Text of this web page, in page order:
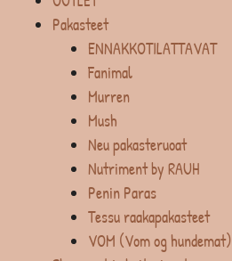
Pakasteet
ENNAKKOTILATTAVAT
Fanimal
Murren
Mush
Neu pakasteruoat
Nutriment by RAUH
Penin Paras
Tessu raakapakasteet
VOM (Vom og hundemat)